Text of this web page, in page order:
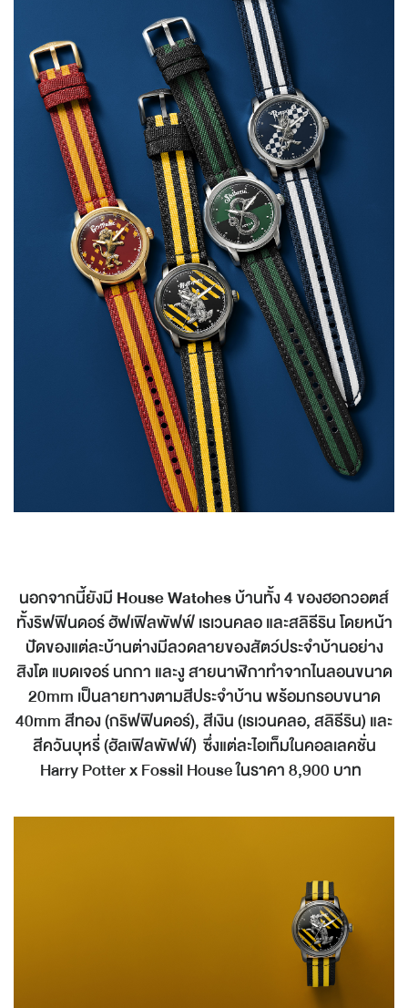
นอกจากนี้ยังมี House Watchesบ้านทั้ง 4 ของฮอกวอตส์
ทั้งริฟฟินดอร์ ฮัฟเฟิลพัฟฟ์ เรเวนคลอ และสลิธีริน โดยหน้า
ปัดของแต่ละบ้านต่างมีลวดลายของสัตว์ประจำบ้านอย่าง
สิงโต แบดเจอร์ นกกา และงู สายนาฬิกาทำจากไนลอนขนาด
20mm เป็นลายทางตามสีประจำบ้าน พร้อมกรอบขนาด
40mm สีทอง (กริฟฟินดอร์), สีเงิน (เรเวนคลอ, สลิธีริน) และ
สีควันบุหรี่ (ฮัลเฟิลพัฟฟ์) ซึ่งแต่ละไอเท็มในคอลเลคชั่น
Harry Potter x Fossil House ในราคา 8,900 บาท